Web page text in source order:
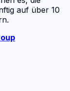
auf über 10